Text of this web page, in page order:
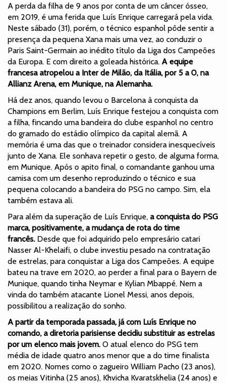
A perda da filha de 9 anos por conta de um câncer ósseo,
em 2019, é uma ferida que Luís Enrique carregará pela vida.
Neste sábado (31), porém, o técnico espanhol pôde sentir a
presença da pequena Xana mais uma vez, ao conduzir o
Paris Saint-Germain ao inédito título da Liga dos Campeões
da Europa. E com direito a goleada histórica. A equipe
francesa atropelou a Inter de Milão, da Itália, por 5 a 0, na
Allianz Arena, em Munique, na Alemanha.
Há dez anos, quando levou o Barcelona à conquista da
Champions em Berlim, Luís Enrique festejou a conquista com
a filha, fincando uma bandeira do clube espanhol no centro
do gramado do estádio olímpico da capital alemã. A
memória é uma das que o treinador considera inesquecíveis
junto de Xana. Ele sonhava repetir o gesto, de alguma forma,
em Munique. Após o apito final, o comandante ganhou uma
camisa com um desenho reproduzindo o técnico e sua
pequena colocando a bandeira do PSG no campo. Sim, ela
também estava ali.
Para além da superação de Luís Enrique, a conquista do PSG
marca, positivamente, a mudança de rota do time
francês. Desde que foi adquirido pelo empresário catari
Nasser Al-Khelaifi, o clube investiu pesado na contratação
de estrelas, para conquistar a Liga dos Campeões. A equipe
bateu na trave em 2020, ao perder a final para o Bayern de
Munique, quando tinha Neymar e Kylian Mbappé. Nem a
vinda do também atacante Lionel Messi, anos depois,
possibilitou a realização do sonho.
A partir da temporada passada, já com Luís Enrique no
comando, a diretoria parisiense decidiu substituir as estrelas
por um elenco mais jovem. O atual elenco do PSG tem
média de idade quatro anos menor que a do time finalista
em 2020. Nomes como o zagueiro William Pacho (23 anos),
os meias Vitinha (25 anos), Khvicha Kvaratskhelia (24 anos) e